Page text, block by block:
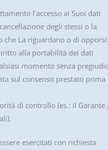
l’accesso ai Suoi dati
degli stessi o la
La riguardano o di
alla portabilità dei dati
momento senza
sul consenso prestato prima
di controllo (es.: il Garante
esercitati con richiesta